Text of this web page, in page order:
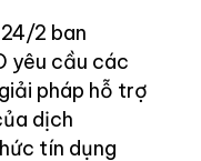
2 ban
yêu cầu các
pháp hỗ trợ
dịch
tín dụng